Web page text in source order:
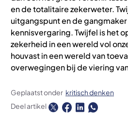
en de totalitaire zekerweter.
uitgangspunt en de
kennisvergaring. Twijfel is het
zekerheid in een wereld vol
houvast in een wereld van
overwegingen bij de viering
Geplaatst onder kritisch denken
Deel artikel